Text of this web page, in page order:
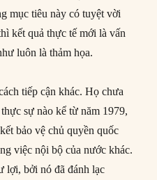
mục tiêu này có tuyệt vời
kết quả thực tế mới là vấn
luôn là thảm họa.
tiếp cận khác. Họ chưa
sự nào kể từ năm 1979,
bảo vệ chủ quyền quốc
việc nội bộ của nước khác.
lợi, bởi nó đã đánh lạc